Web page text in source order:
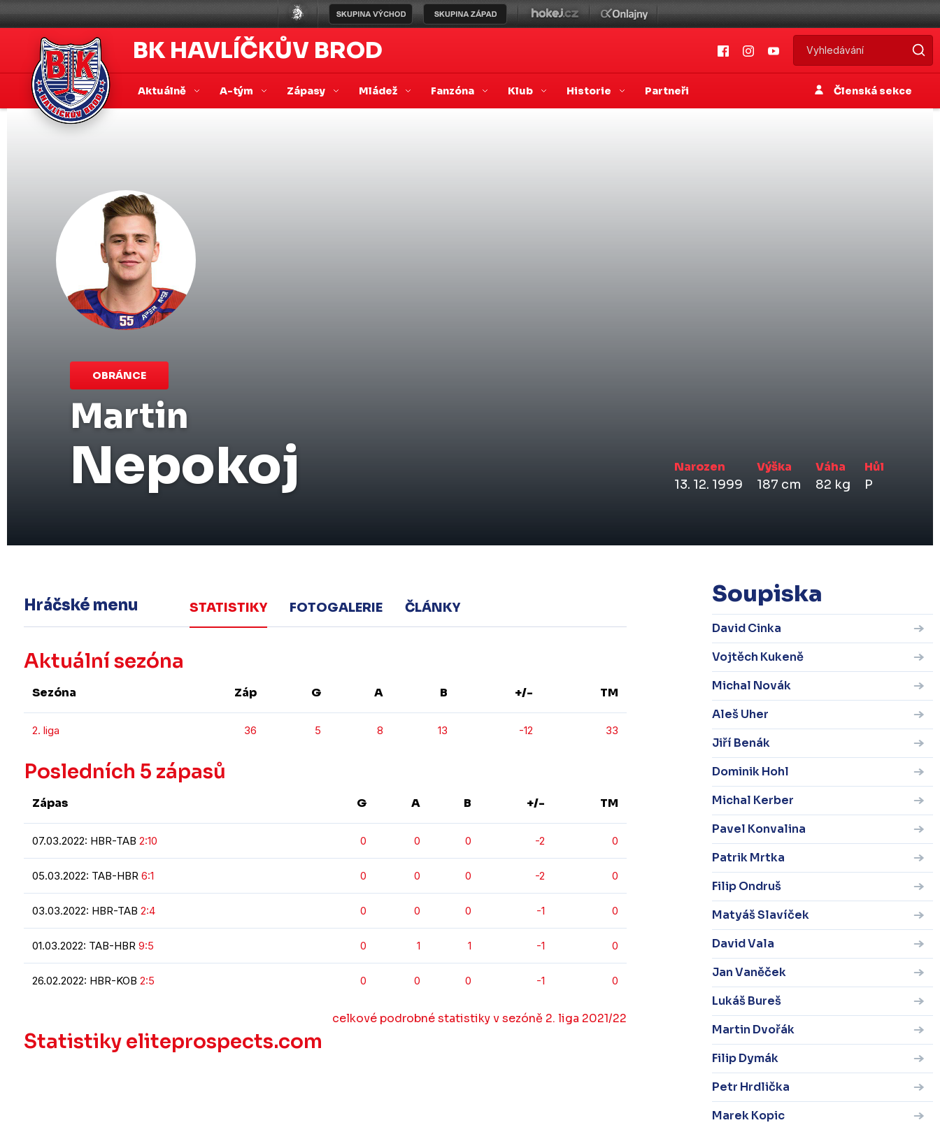
BK HAVLÍČKŮV BROD
Aktuálně A-tým Zápasy Mládež Fanzóna Klub Historie Partneři Členská sekce
OBRÁNCE
Martin
Nepokoj Narozen
13. 12. 1999
Výška
187 cm
Váha
82 kg
Hůl
P
Hráčské menu STATISTIKY FOTOGALERIE ČLÁNKY
Aktuální sezóna
Sezóna Záp G A B +/- TM
2. liga 36 5 8 13 -12 33
Posledních 5 zápasů
Zápas G A B +/- TM
07.03.2022: HBR-TAB 2:10 0 0 0 -2 0
05.03.2022: TAB-HBR 6:1 0 0 0 -2 0
03.03.2022: HBR-TAB 2:4 0 0 0 -1 0
01.03.2022: TAB-HBR 9:5 0 1 1 -1 0
26.02.2022: HBR-KOB 2:5 0 0 0 -1 0
celkové podrobné statistiky v sezóně 2. liga 2021/22
Statistiky eliteprospects.com
Soupiska
David Cinka
Vojtěch Kukeně
Michal Novák
Aleš Uher
Jiří Benák
Dominik Hohl
Michal Kerber
Pavel Konvalina
Patrik Mrtka
Filip Ondruš
Matyáš Slavíček
David Vala
Jan Vaněček
Lukáš Bureš
Martin Dvořák
Filip Dymák
Petr Hrdlička
Marek Kopic